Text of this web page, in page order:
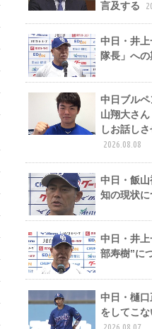
言及する
中日・井
隊長」へ
中日ブル
山翔大さ
しお話し
2026.08.08
中日・飯
知の現状
中日・井
部寿樹”に
中日・樋
をしてこな
2026.08.07